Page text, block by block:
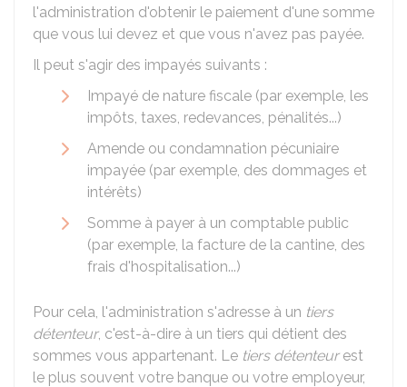
l'administration d'obtenir le paiement d'une somme
que vous lui devez et que vous n'avez pas payée.
Il peut s'agir des impayés suivants :
Impayé de nature fiscale (par exemple, les
impôts, taxes, redevances, pénalités...)
Amende ou condamnation pécuniaire
impayée (par exemple, des dommages et
intérêts)
Somme à payer à un comptable public
(par exemple, la facture de la cantine, des
frais d'hospitalisation...)
Pour cela, l'administration s'adresse à un tiers
détenteur, c'est-à-dire à un tiers qui détient des
sommes vous appartenant. Le tiers détenteurest
le plus souvent votre banque ou votre employeur,